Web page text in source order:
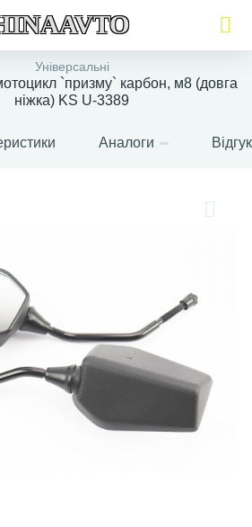
Універсальні
`призму` карбон, м8 (довга
ніжка) KS U-3389
Аналоги